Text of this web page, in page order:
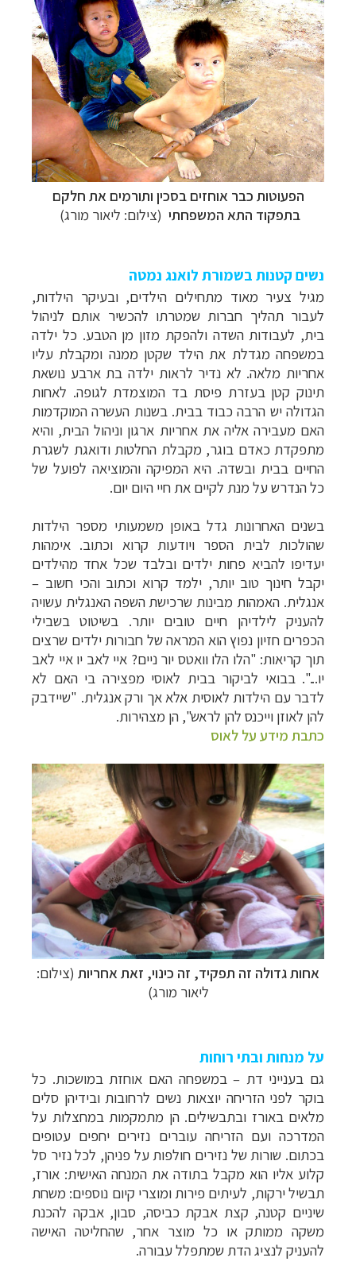
הפעוטות כבר אוחזים בסכין ותורמים את חלקם
בתפקוד התא המשפחתי (צילום: ליאור מורג)
נשים קטנות בשמורת לואנג נמטה
מגיל צעיר מאוד מתחילים הילדים, ובעיקר הילדות,
לעבור תהליך חברות שמטרתו להכשיר אותם לניהול
בית, לעבודות השדה ולהפקת מזון מן הטבע. כל ילדה
במשפחה מגדלת את הילד שקטן ממנה ומקבלת עליו
אחריות מלאה. לא נדיר לראות ילדה בת ארבע נושאת
תינוק קטן בעזרת פיסת בד המוצמדת לגופה. לאחות
הגדולה יש הרבה כבוד בבית. בשנות העשרה המוקדמות
האם מעבירה אליה את אחריות ארגון וניהול הבית, והיא
מתפקדת כאדם בוגר, מקבלת החלטות ודואגת לשגרת
החיים בבית ובשדה. היא המפיקה והמוציאה לפועל של
כל הנדרש על מנת לקיים את חיי היום יום.
בשנים האחרונות גדל באופן משמעותי מספר הילדות
שהולכות לבית הספר ויודעות קרוא וכתוב. אימהות
יעדיפו להביא פחות ילדים ובלבד שכל אחד מהילדים
יקבל חינוך טוב יותר, ילמד קרוא וכתוב והכי חשוב –
אנגלית. האמהות מבינות שרכישת השפה האנגלית עשויה
להעניק לילדיהן חיים טובים יותר. בשיטוט בשבילי
הכפרים חזיון נפוץ הוא המראה של חבורות ילדים שרצים
תוך קריאות: "הלו הלו וואטס יור ניים? איי לאב יו איי לאב
יו...". בבואי לביקור בבית לאוסי מפצירה בי האם לא
לדבר עם הילדות לאוסית אלא אך ורק אנגלית. "שיידבק
להן לאוזן וייכנס להן לראש", הן מצהירות.
כתבת מידע על לאוס
אחות גדולה זה תפקיד, זה כינוי, זאת אחריות (צילום:
ליאור מורג)
על מנחות ובתי רוחות
גם בענייני דת –במשפחה האם אוחזת במושכות. כל
בוקר לפני הזריחה יוצאות נשים לרחובות ובידיהן סלים
מלאים באורז ובתבשילים. הן מתמקמות במחצלות על
המדרכה ועם הזריחה עוברים נזירים יחפים עטופים
בכתום. שורות של נזירים חולפות על פניהן, לכל נזיר סל
קלוע אליו הוא מקבל בתודה את המנחה האישית: אורז,
תבשיל ירקות, לעיתים פירות ומוצרי קיום נוספים: משחת
שיניים קטנה, קצת אבקת כביסה, סבון, אבקה להכנת
משקה ממותק או כל מוצר אחר, שהחליטה האישה
להעניק לנציג הדת שמתפלל עבורה.